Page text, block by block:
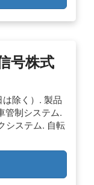
号株式
は除く）. 製品
管制システム.
システム. 自転